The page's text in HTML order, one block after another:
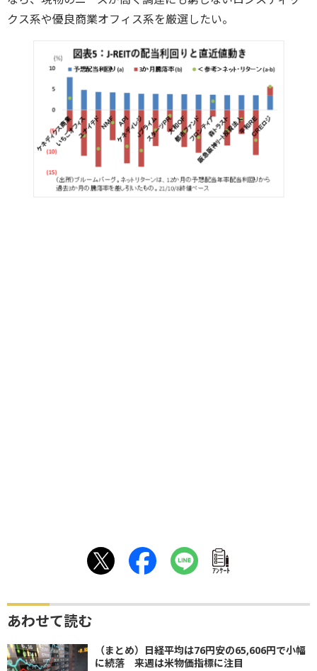
クス系や優良商業オフィス系を厳選したい。
ｱﾝｹｰﾄ
あわせて読む
（まとめ）日経平均は76円安の65,606円で小幅
に続落 来週は米物価指標に注目